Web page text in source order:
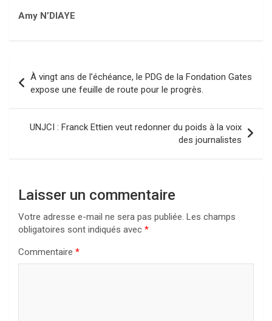
Amy N’DIAYE
Navigation
de
l’article
À vingt ans de l’échéance, le PDG de la Fondation Gates
expose une feuille de route pour le progrès.
UNJCI : Franck Ettien veut redonner du poids à la voix
des journalistes
Laisser un commentaire
Votre adresse e-mail ne sera pas publiée. Les champs
obligatoires sont indiqués avec *
Commentaire *